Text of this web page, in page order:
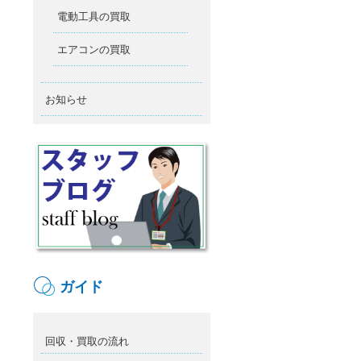
電動工具の買取
エアコンの買取
お知らせ
ガイド
回収・買取の流れ